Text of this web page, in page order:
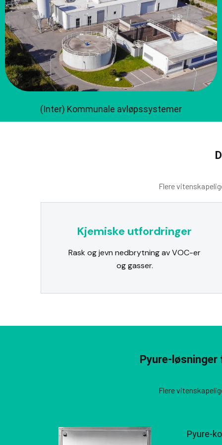
(Inter) Kommunale avløpssystemer
Flere
Kjemiske utfordringer
Rask og jevn nedbrytning av VOC-er
og gasser.
Pyure-
Flere
Pyure-